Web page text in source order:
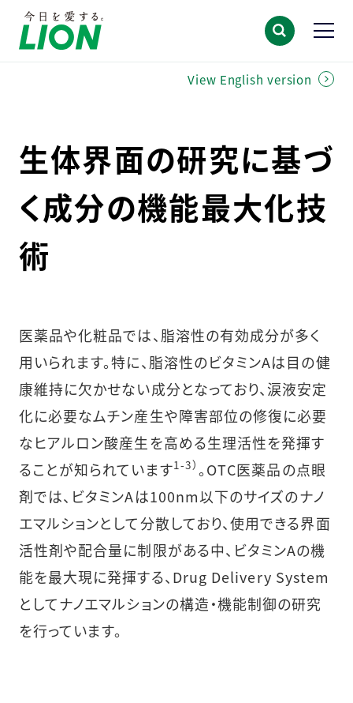
View English version
生体界面の研究に基づ
く成分の機能最大化技
術
医薬品や化粧品では、脂溶性の有効成分が多く
用いられます。特に、脂溶性のビタミンAは目の健
康維持に欠かせない成分となっており、涙液安定
化に必要なムチン産生や障害部位の修復に必要
なヒアルロン酸産生を高める生理活性を発揮す
ることが知られています1-3） 。OTC医薬品の点眼
剤では、ビタミンAは100nm以下のサイズのナノ
エマルションとして分散しており、使用できる界面
活性剤や配合量に制限がある中、ビタミンAの機
能を最大現に発揮する、Drug Delivery System
としてナノエマルションの構造・機能制御の研究
を行っています。